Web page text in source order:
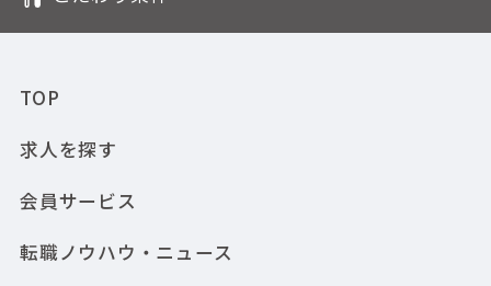
TOP
求人を探す
会員サービス
転職ノウハウ・ニュース